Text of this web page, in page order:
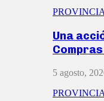
PROVINCIA
Una
5 agosto,
PROVINCIA